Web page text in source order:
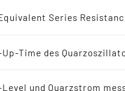
Series
Time des
und Quarzstrom